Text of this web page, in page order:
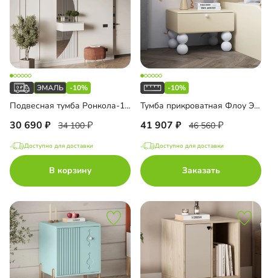
-10%
Подвесная тумба Ронкола-1 Эмаль с зеркалом
30 690 34 100
Доступно для доставки
В корзину
-10%
Тумба прикроватная Флоу Эмаль
41 907 46 560
Доступно для доставки
Заказать